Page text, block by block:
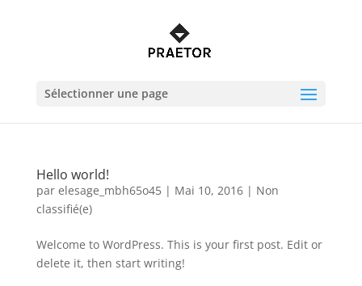
Sélectionner une page
Hello world!
par elesage_mbh65o45| Mai 10, 2016| Non
classifié(e)
Welcome to WordPress. This is your first post. Edit or
delete it, then start writing!